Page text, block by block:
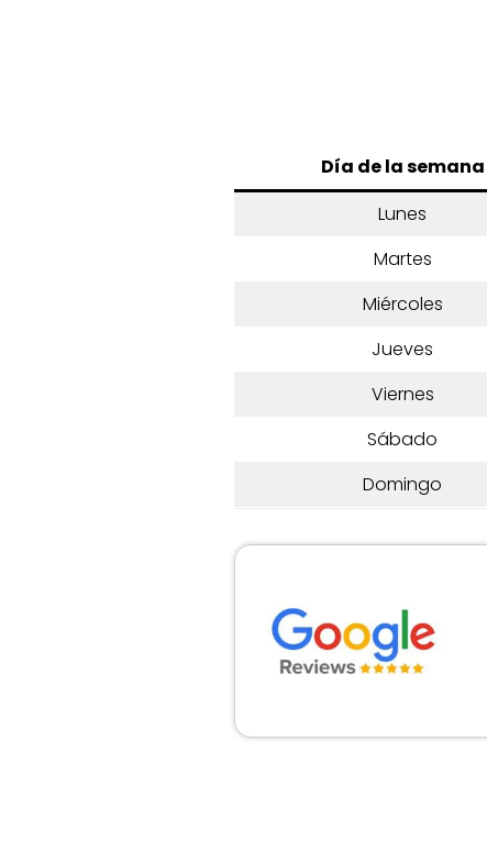
Día de la semana
Lunes
Martes
Miércoles
Jueves
Viernes
Sábado
Domingo